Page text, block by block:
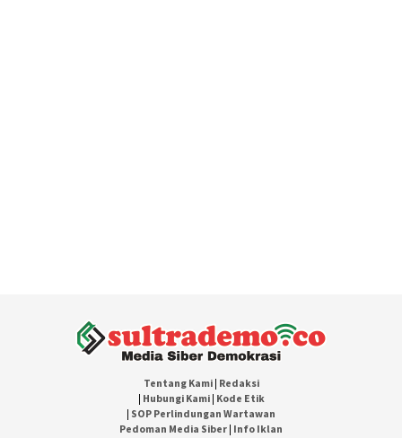
Tentang Kami| Redaksi
| Hubungi Kami| Kode Etik
| SOP Perlindungan Wartawan
Pedoman Media Siber | Info Iklan